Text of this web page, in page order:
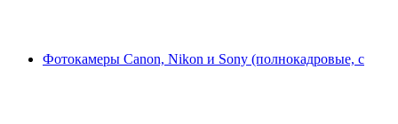
Фотокамеры Canon, Nikon и Sony (полнокадровые, с